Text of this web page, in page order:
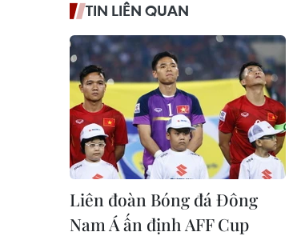
TIN LIÊN QUAN
Liên đoàn Bóng đá Đông
Nam Á ấn định AFF Cup